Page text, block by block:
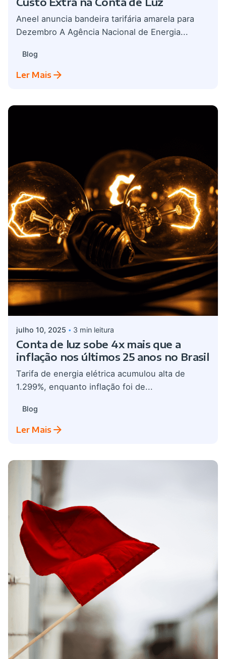
Aneel anuncia bandeira tarifária amarela para
Dezembro A Agência Nacional de Energia...
Blog
Ler Mais
Postado por
admin
julho 10, 2025 3 min leitura
Conta de luz sobe 4x mais que a
inflação nos últimos 25 anos no Brasil
Tarifa de energia elétrica acumulou alta de
1.299%, enquanto inflação foi de...
Blog
Ler Mais